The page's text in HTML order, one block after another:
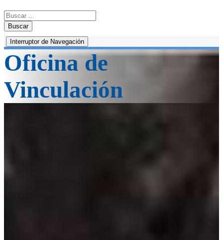
Buscar
Interruptor de Navegación
Oficina de
Vinculación